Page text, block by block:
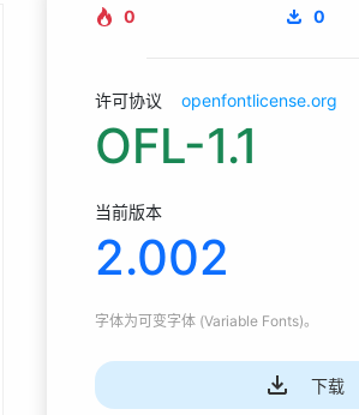
0 0
许可协议 openfontlicense.org
OFL-1.1
当前版本
2.002
字体为可变字体 (Variable Fonts)。
下载